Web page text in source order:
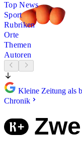
Top News
Sport
Rubriken
Orte
Themen
Autoren
Kleine Zeitung als
Chronik